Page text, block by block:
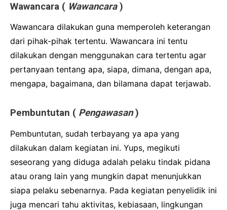
Wawancara ( Wawancara)
Wawancara dilakukan guna memperoleh keterangan
dari pihak-pihak tertentu. Wawancara ini tentu
dilakukan dengan menggunakan cara tertentu agar
pertanyaan tentang apa, siapa, dimana, dengan apa,
mengapa, bagaimana, dan bilamana dapat terjawab.
Pembuntutan ( Pengawasan)
Pembuntutan, sudah terbayang ya apa yang
dilakukan dalam kegiatan ini. Yups, megikuti
seseorang yang diduga adalah pelaku tindak pidana
atau orang lain yang mungkin dapat menunjukkan
siapa pelaku sebenarnya. Pada kegiatan penyelidik ini
juga mencari tahu aktivitas, kebiasaan, lingkungan